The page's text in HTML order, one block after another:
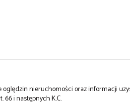
nieruchomości oraz informacji
66 i następnych K.C.